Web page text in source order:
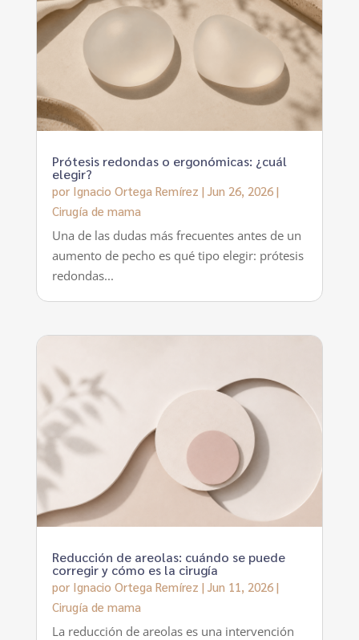
Prótesis redondas o ergonómicas: ¿cuál
elegir?
por Ignacio Ortega Remírez | Jun 26, 2026|
Cirugía de mama
Una de las dudas más frecuentes antes de un
aumento de pecho es qué tipo elegir: prótesis
redondas...
Reducción de areolas: cuándo se puede
corregir y cómo es la cirugía
por Ignacio Ortega Remírez | Jun 11, 2026|
Cirugía de mama
La reducción de areolas es una intervención